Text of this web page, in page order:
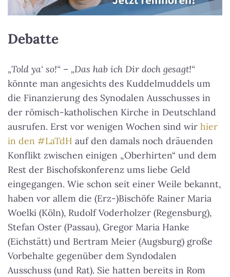
Debatte
„Told ya‘ so!“ – „Das hab ich Dir doch gesagt!“
könnte man angesichts des Kuddelmuddels um
die Finanzierung des Synodalen Ausschusses in
der römisch-katholischen Kirche in Deutschland
ausrufen. Erst vor wenigen Wochen sind wir hier
in den #LaTdH auf den damals noch dräuenden
Konflikt zwischen einigen „Oberhirten“ und dem
Rest der Bischofskonferenz ums liebe Geld
eingegangen. Wie schon seit einer Weile bekannt,
haben vor allem die (Erz-)Bischöfe Rainer Maria
Woelki (Köln), Rudolf Voderholzer (Regensburg),
Stefan Oster (Passau), Gregor Maria Hanke
(Eichstätt) und Bertram Meier (Augsburg) große
Vorbehalte gegenüber dem Syndodalen
Ausschuss (und Rat). Sie hatten bereits in Rom